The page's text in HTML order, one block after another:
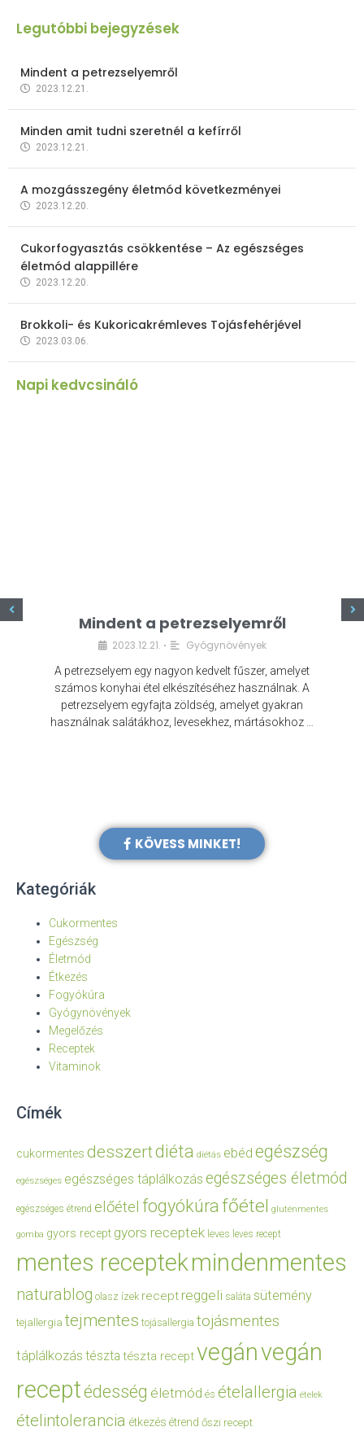
Legutóbbi bejegyzések
Mindent a petrezselyemről
2023.12.21.
Minden amit tudni szeretnél a kefírről
2023.12.21.
A mozgásszegény életmód következményei
2023.12.20.
Cukorfogyasztás csökkentése – Az egészséges
életmód alappillére
2023.12.20.
Brokkoli- és Kukoricakrémleves Tojásfehérjével
2023.03.06.
Napi kedvcsináló
Mindent a petrezselyemről
2023.12.21. • Gyógynövények
A petrezselyem egy nagyon kedvelt fűszer, amelyet
számos konyhai étel elkészítéséhez használnak. A
petrezselyem egyfajta zöldség, amelyet gyakran
használnak salátákhoz, levesekhez, mártásokhoz …
KÖVESS MINKET!
Kategóriák
Cukormentes
Egészség
Életmód
Étkezés
Fogyókúra
Gyógynövények
Megelőzés
Receptek
Vitaminok
Címék
cukormentes desszertdiéta diétás ebéd egészség
egészséges egészséges táplálkozás egészséges életmód
egészséges étrend előétel fogyókúrafőétel gluténmentes
gomba gyors recept gyors receptek leves leves recept
mentes receptekmindenmentes
naturablog olasz ízek recept reggeli saláta sütemény
tejallergia tejmentes tojásallergia tojásmentes
táplálkozás tészta tészta receptvegánvegán
receptédesség életmód és ételallergia ételek
ételintolerancia étkezés étrend őszi recept